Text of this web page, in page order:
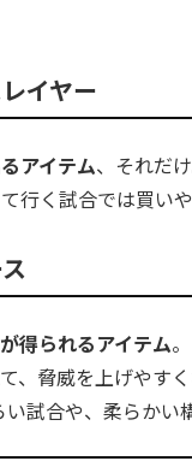
イヤー
アイテム、それだ
行く試合では買いや
得られるアイテム
、脅威を上げやす
試合や、柔らかい